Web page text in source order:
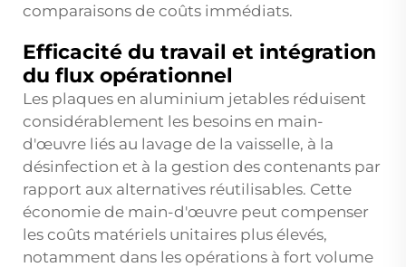
comparaisons de coûts immédiats.
Efficacité du travail et intégration
du flux opérationnel
Les plaques en aluminium jetables réduisent
considérablement les besoins en main-
d'œuvre liés au lavage de la vaisselle, à la
désinfection et à la gestion des contenants par
rapport aux alternatives réutilisables. Cette
économie de main-d'œuvre peut compenser
les coûts matériels unitaires plus élevés,
notamment dans les opérations à fort volume